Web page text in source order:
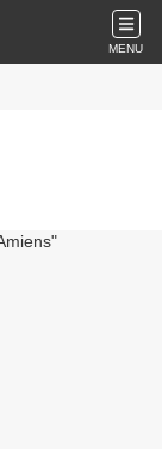
MENU